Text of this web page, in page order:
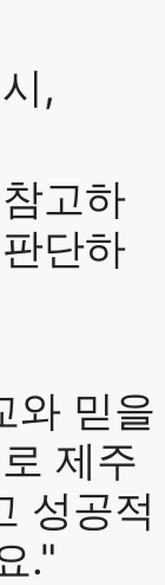
,
고하
단하
와 믿을
제주
성공적
."